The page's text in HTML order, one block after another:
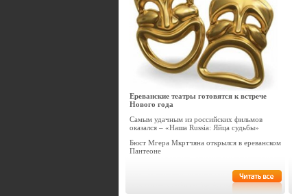
Ереванские театры готовятся к встрече
Нового года
Самым удачным из российских фильмов
оказался – «Наша Russia: Яйца судьбы»
Бюст Мгера Мкртчяна открылся в ереванском
Пантеоне